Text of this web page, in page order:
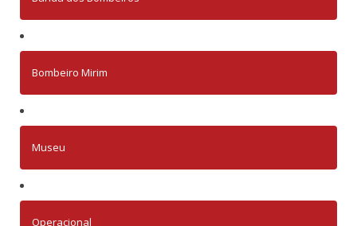
Bombeiro Mirim
Museu
Operacional